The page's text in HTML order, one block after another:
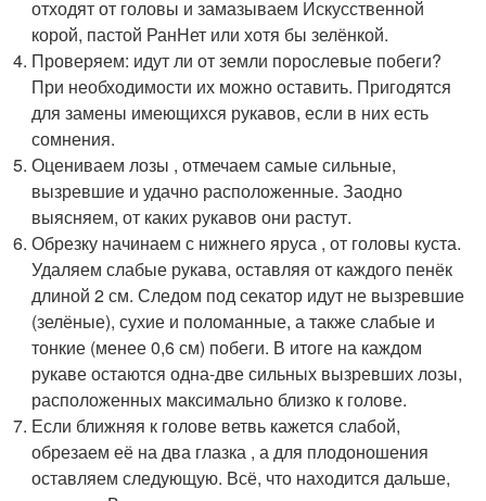
отходят от головы и замазываем Искусственной
корой, пастой РанНет или хотя бы зелёнкой.
Проверяем: идут ли от земли порослевые побеги?
При необходимости их можно оставить. Пригодятся
для замены имеющихся рукавов, если в них есть
сомнения.
Оцениваем лозы , отмечаем самые сильные,
вызревшие и удачно расположенные. Заодно
выясняем, от каких рукавов они растут.
Обрезку начинаем с нижнего яруса , от головы куста.
Удаляем слабые рукава, оставляя от каждого пенёк
длиной 2 см. Следом под секатор идут не вызревшие
(зелёные), сухие и поломанные, а также слабые и
тонкие (менее 0,6 см) побеги. В итоге на каждом
рукаве остаются одна-две сильных вызревших лозы,
расположенных максимально близко к голове.
Если ближняя к голове ветвь кажется слабой,
обрезаем её на два глазка , а для плодоношения
оставляем следующую. Всё, что находится дальше,